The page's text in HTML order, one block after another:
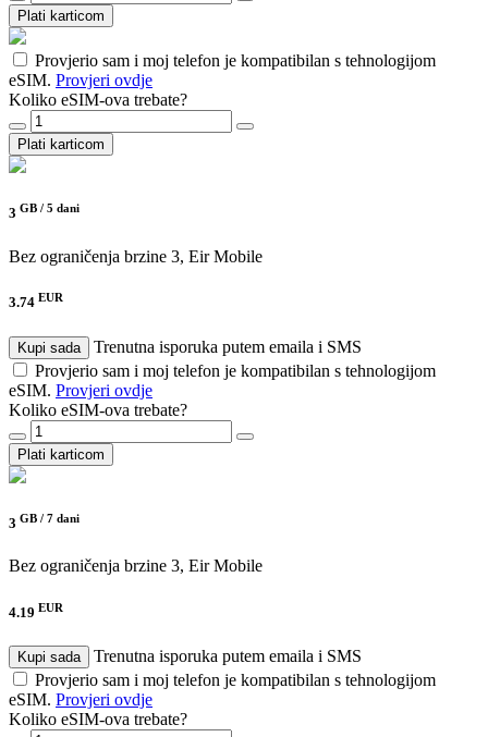
Plati karticom
Provjerio sam i moj telefon je kompatibilan s tehnologijom
eSIM. Provjeri ovdje
Koliko eSIM-ova trebate?
Plati karticom
3 GB / 5 dani
Bez ograničenja brzine 3, Eir Mobile
3.74 EUR
Kupi sada
Trenutna isporuka putem emaila i SMS
Provjerio sam i moj telefon je kompatibilan s tehnologijom
eSIM. Provjeri ovdje
Koliko eSIM-ova trebate?
Plati karticom
3 GB / 7 dani
Bez ograničenja brzine 3, Eir Mobile
4.19 EUR
Kupi sada
Trenutna isporuka putem emaila i SMS
Provjerio sam i moj telefon je kompatibilan s tehnologijom
eSIM. Provjeri ovdje
Koliko eSIM-ova trebate?